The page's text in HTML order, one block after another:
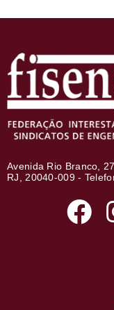
Avenida Rio Branco,
RJ, 20040-009 -